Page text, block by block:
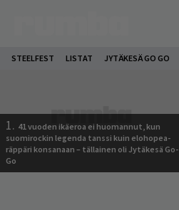
STEELFEST LISTAT JYTÄKESÄ GO GO
1. 41 vuoden ikäeroa ei huomannut, kun
suomirockin legenda tanssi kuin elohopea-
räppäri konsanaan – tällainen oli Jytäkesä Go-
Go